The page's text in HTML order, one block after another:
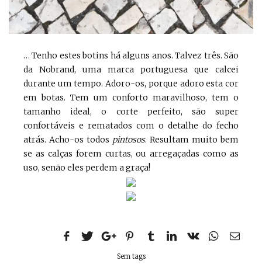
… Tenho estes botins há alguns anos. Talvez três. São
da Nobrand, uma marca portuguesa que calcei
durante um tempo. Adoro-os, porque adoro esta cor
em botas. Tem um conforto maravilhoso, tem o
tamanho ideal, o corte perfeito, são super
confortáveis e rematados com o detalhe do fecho
atrás. Acho-os todos pintosos. Resultam muito bem
se as calças forem curtas, ou arregaçadas como as
uso, senão eles perdem a graça!
Sem tags